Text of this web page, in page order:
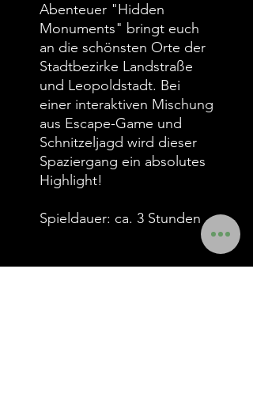
Abenteuer "Hidden
Monuments" bringt euch
an die schönsten Orte der
Stadtbezirke Landstraße
und Leopoldstadt. Bei
einer interaktiven Mischung
aus Escape-Game und
Schnitzeljagd wird dieser
Spaziergang ein absolutes
Highlight!
Spieldauer: ca. 3 Stunden